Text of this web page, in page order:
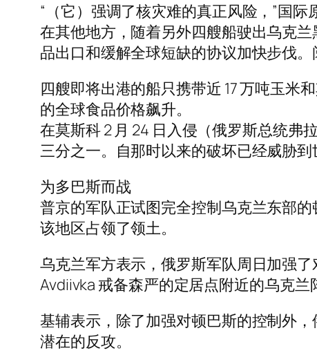
“（它）强调了核灾难的真正风险，”国际
在其他地方，随着另外四艘船驶出乌克
品出口和缓解全球短缺的协议加快步伐。
四艘即将出港的船只携带近 17 万吨玉米
的全球食品价格飙升。
在莫斯科 2 月 24 日入侵（俄罗斯总统弗
三分之一。自那时以来的破坏已经威胁到
为多巴斯而战
普京的军队正试图完全控制乌克兰东部
该地区占领了领土。
乌克兰军方表示，俄罗斯军队周日加强
Avdiivka 戒备森严的定居点附近的乌克兰
基辅表示，除了加强对顿巴斯的控制外
潜在的反攻。